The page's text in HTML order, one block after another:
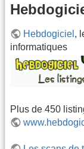
Hebdogiciel ,
informatiques
Plus de 450